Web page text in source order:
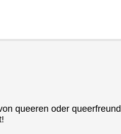
queeren oder